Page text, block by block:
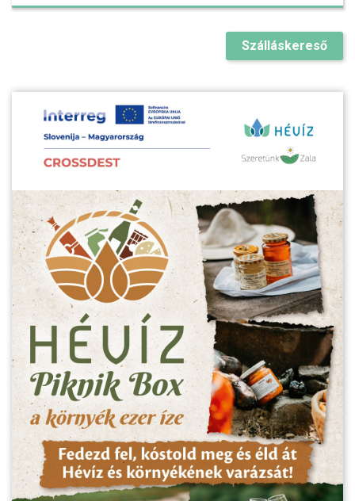
Szálláskereső